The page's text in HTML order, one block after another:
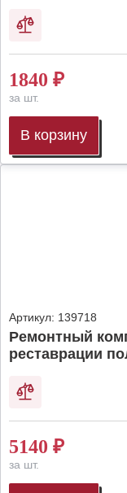
1840 ₽
за шт.
В корзину
Артикул: 139718
Ремонтный
реставрации
5140 ₽
за шт.